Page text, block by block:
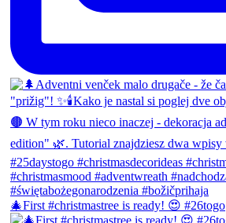
🎄First #christmastree is ready! 😍 #26togo